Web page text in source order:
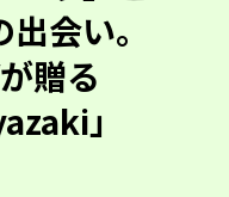
会い。
贈る
」